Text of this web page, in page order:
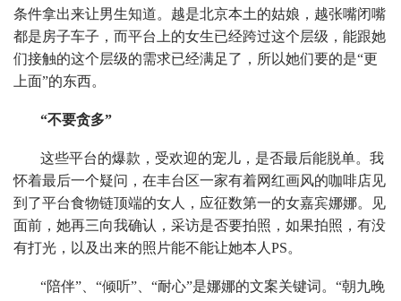
条件拿出来让男生知道。越是北京本土的姑娘，越张嘴闭嘴
都是房子车子，而平台上的女生已经跨过这个层级，能跟她
们接触的这个层级的需求已经满足了，所以她们要的是“更
上面”的东西。
“不要贪多”
这些平台的爆款，受欢迎的宠儿，是否最后能脱单。我
怀着最后一个疑问，在丰台区一家有着网红画风的咖啡店见
到了平台食物链顶端的女人，应征数第一的女嘉宾娜娜。见
面前，她再三向我确认，采访是否要拍照，如果拍照，有没
有打光，以及出来的照片能不能让她本人PS。
“陪伴”、“倾听”、“耐心”是娜娜的文案关键词。“朝九晚